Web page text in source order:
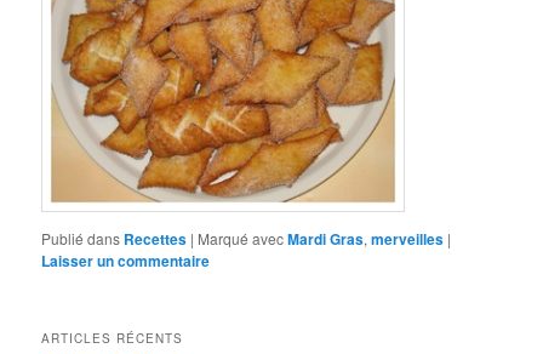
Publié dans Recettes | Marqué avecMardi Gras,merveilles |
Laisser un commentaire
ARTICLES RÉCENTS